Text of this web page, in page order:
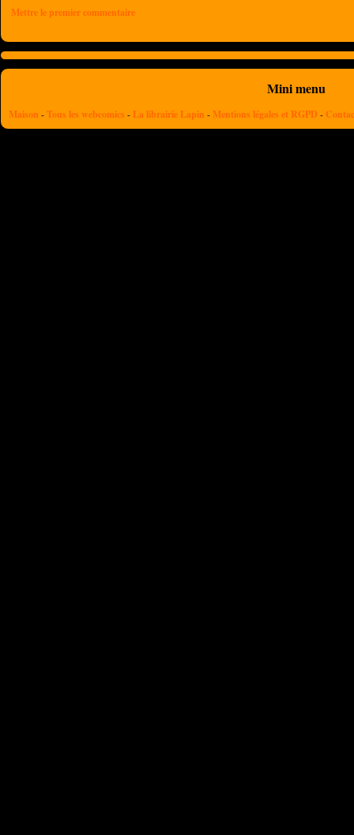
Mettre le premier commentaire
Mini menu
Maison -Tous les webcomics - La librairie Lapin - Mentions légales et RGPD -